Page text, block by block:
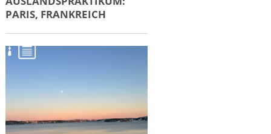
PARIS, FRANKREICH